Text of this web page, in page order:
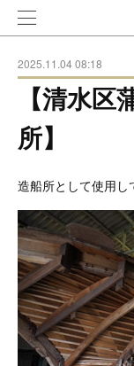
2025.11.04 08:18
【清水
所】
造船所として使用し